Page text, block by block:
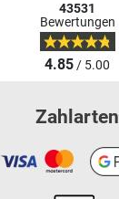
43531
Bewertungen
4.85/ 5.00
Zahlarten